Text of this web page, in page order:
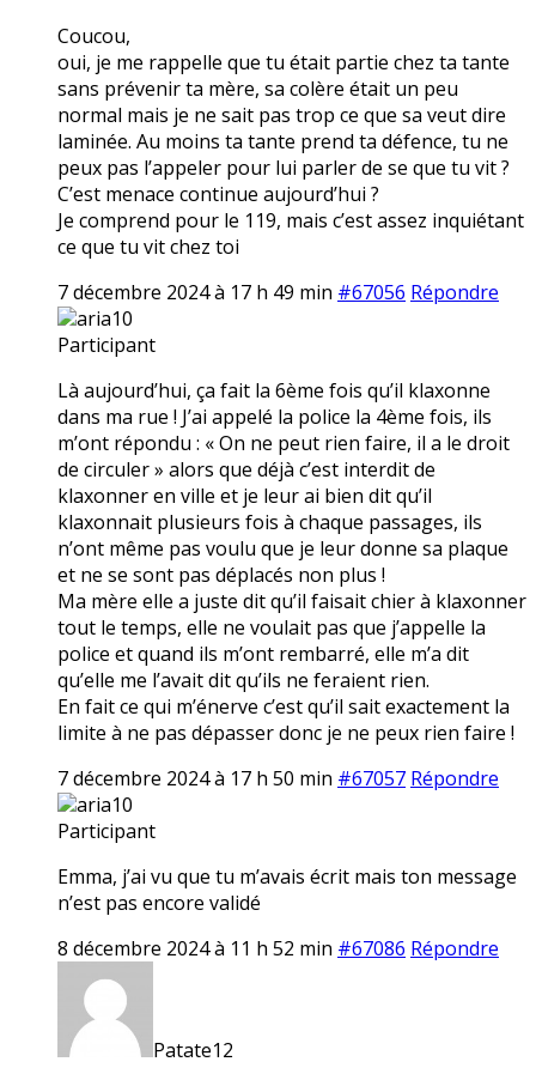
Coucou,
oui, je me rappelle que tu était partie chez ta tante
sans prévenir ta mère, sa colère était un peu
normal mais je ne sait pas trop ce que sa veut dire
laminée. Au moins ta tante prend ta défence, tu ne
peux pas l’appeler pour lui parler de se que tu vit ?
C’est menace continue aujourd’hui ?
Je comprend pour le 119, mais c’est assez inquiétant
ce que tu vit chez toi
7 décembre 2024 à 17 h 49 min #67056 Répondre
aria10
Participant
Là aujourd’hui, ça fait la 6ème fois qu’il klaxonne
dans ma rue ! J’ai appelé la police la 4ème fois, ils
m’ont répondu : « On ne peut rien faire, il a le droit
de circuler » alors que déjà c’est interdit de
klaxonner en ville et je leur ai bien dit qu’il
klaxonnait plusieurs fois à chaque passages, ils
n’ont même pas voulu que je leur donne sa plaque
et ne se sont pas déplacés non plus !
Ma mère elle a juste dit qu’il faisait chier à klaxonner
tout le temps, elle ne voulait pas que j’appelle la
police et quand ils m’ont rembarré, elle m’a dit
qu’elle me l’avait dit qu’ils ne feraient rien.
En fait ce qui m’énerve c’est qu’il sait exactement la
limite à ne pas dépasser donc je ne peux rien faire !
7 décembre 2024 à 17 h 50 min #67057 Répondre
aria10
Participant
Emma, j’ai vu que tu m’avais écrit mais ton message
n’est pas encore validé
8 décembre 2024 à 11 h 52 min #67086 Répondre
Patate12